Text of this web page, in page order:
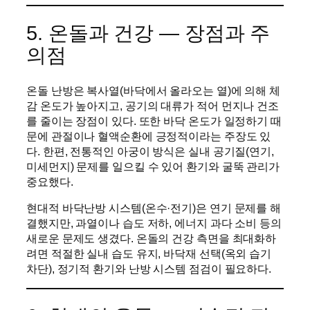
5. 온돌과 건강 — 장점과 주
의점
온돌 난방은 복사열(바닥에서 올라오는 열)에 의해 체
감 온도가 높아지고, 공기의 대류가 적어 먼지나 건조
를 줄이는 장점이 있다. 또한 바닥 온도가 일정하기 때
문에 관절이나 혈액순환에 긍정적이라는 주장도 있
다. 한편, 전통적인 아궁이 방식은 실내 공기질(연기,
미세먼지) 문제를 일으킬 수 있어 환기와 굴뚝 관리가
중요했다.
현대적 바닥난방 시스템(온수·전기)은 연기 문제를 해
결했지만, 과열이나 습도 저하, 에너지 과다 소비 등의
새로운 문제도 생겼다. 온돌의 건강 측면을 최대화하
려면 적절한 실내 습도 유지, 바닥재 선택(옥외 습기
차단), 정기적 환기와 난방 시스템 점검이 필요하다.